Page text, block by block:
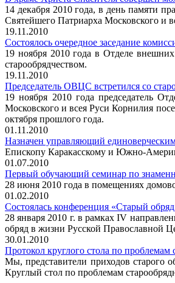
14 декабря 2010 года, в день памяти
Святейшего Патриарха Московского и
19.11.2010
Состоялось очередное заседание
19 ноября 2010 года в Отделе
старообрядчеством.
19.11.2010
Председатель ОВЦС встретился со
19 ноября 2010 года председатель
Московского и всея Руси Корнилия
октября прошлого года.
01.11.2010
Назначен управляющий
Епископу Каракасскому и Южно-
01.07.2010
Первый обучающий семинар по
28 июня 2010 года в помещениях
01.02.2010
Состоялась конференция «Старый
28 января 2010 г. в рамках IV
обряд в жизни Русской Православной
30.01.2010
Протокол круглого стола по
Мы, представители приходов старого
Круглый стол по проблемам